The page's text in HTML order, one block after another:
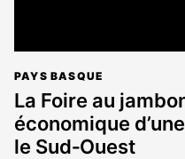
PAYS BASQUE
La Foire au
économique
le Sud‑Ouest